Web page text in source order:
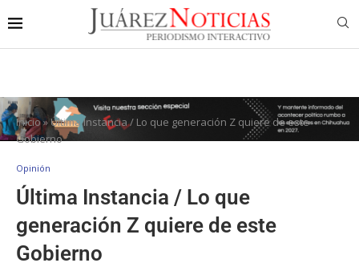
Inicio»Última Instancia / Lo que generación Z quiere de este
Gobierno
Opinión
Última Instancia / Lo que
generación Z quiere de este
Gobierno